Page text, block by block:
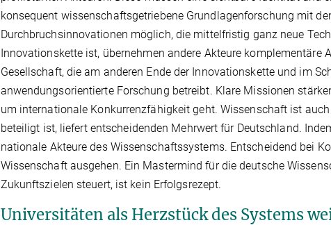
konsequent wissenschaftsgetriebene Grundlagenforschung mit
Durchbruchsinnovationen möglich, die mittelfristig ganz neue
Innovationskette ist, übernehmen andere Akteure komplementäre
Gesellschaft, die am anderen Ende der Innovationskette und im
anwendungsorientierte Forschung betreibt. Klare Missionen
um internationale Konkurrenzfähigkeit geht. Wissenschaft ist
beteiligt ist, liefert entscheidenden Mehrwert für Deutschland.
nationale Akteure des Wissenschaftssystems. Entscheidend bei
Wissenschaft ausgehen. Ein Mastermind für die deutsche
Zukunftszielen steuert, ist kein Erfolgsrezept.
Universitäten als Herzstück des Systems